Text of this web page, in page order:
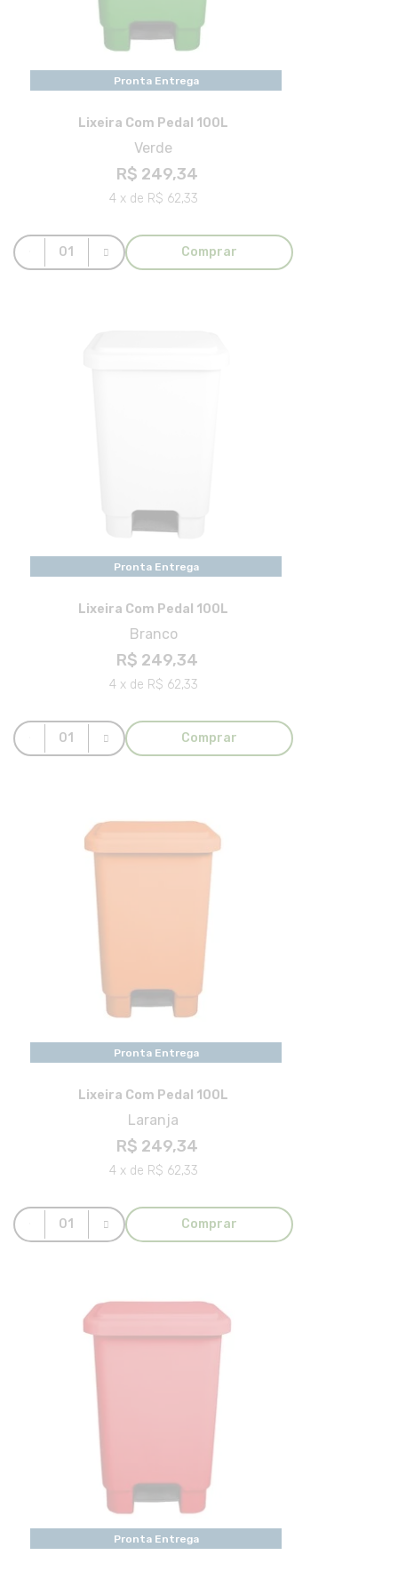
Pronta Entrega
Lixeira Com Pedal 100L
Verde
R$ 249,34
4 x de R$ 62,33
Comprar
Pronta Entrega
Lixeira Com Pedal 100L
Branco
R$ 249,34
4 x de R$ 62,33
Comprar
Pronta Entrega
Lixeira Com Pedal 100L
Laranja
R$ 249,34
4 x de R$ 62,33
Comprar
Pronta Entrega